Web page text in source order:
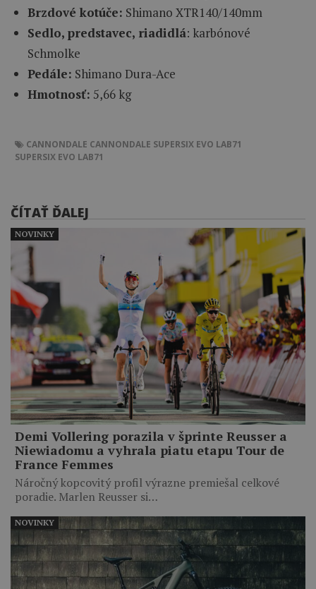
Brzdové kotúče: Shimano XTR140/140mm
Sedlo, predstavec, riadidlá: karbónové
Schmolke
Pedále: Shimano Dura-Ace
Hmotnosť: 5,66 kg
CANNONDALE CANNONDALE SUPERSIX EVO LAB71
SUPERSIX EVO LAB71
ČÍTAŤ ĎALEJ
Demi Vollering porazila v šprinte Reusser a
Niewiadomu a vyhrala piatu etapu Tour de
France Femmes
Náročný kopcovitý profil výrazne premiešal celkové
poradie. Marlen Reusser si…
NOVINKY
NOVINKY